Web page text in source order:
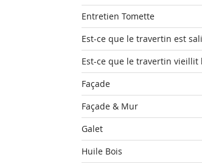
Entretien Tomette
Est-ce que le travertin est
Est-ce que le travertin vieillit
Façade
Façade & Mur
Galet
Huile Bois